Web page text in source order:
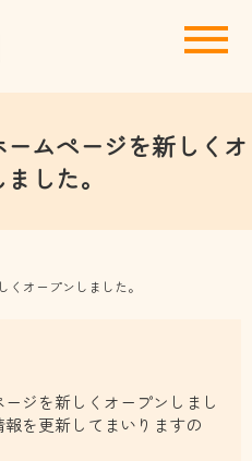
メ
ムページを新しくオ
した。
くオープンしました。
ジを新しくオープンしまし
を更新してまいりますの